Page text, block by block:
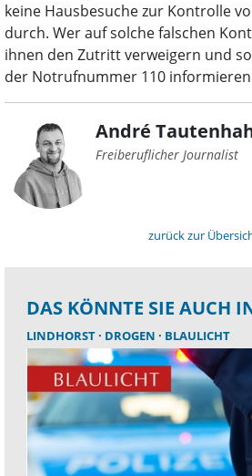
keine Hausbesuche zur Kontrolle
durch. Wer auf solche falschen
ihnen den Zutritt verweigern und
der Notrufnummer 110
André
Freiberuflicher Journalist
zurück zur
DAS KÖNNTE SIE AUCH
LINDHORST DROGEN BLAULICHT